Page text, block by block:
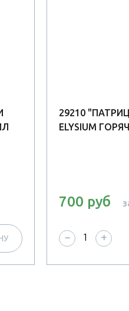
29210
ELYSIUM
700 руб
− +